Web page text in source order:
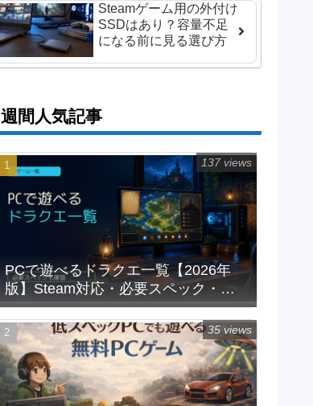
Steamゲーム用の外付け
SSDはあり？容量不足
になる前に見る選び方
週間人気記事
PCで遊べるドラクエ一覧【2026年
版】Steam対応・必要スペック・重
い時の対処法
137 views
35 views